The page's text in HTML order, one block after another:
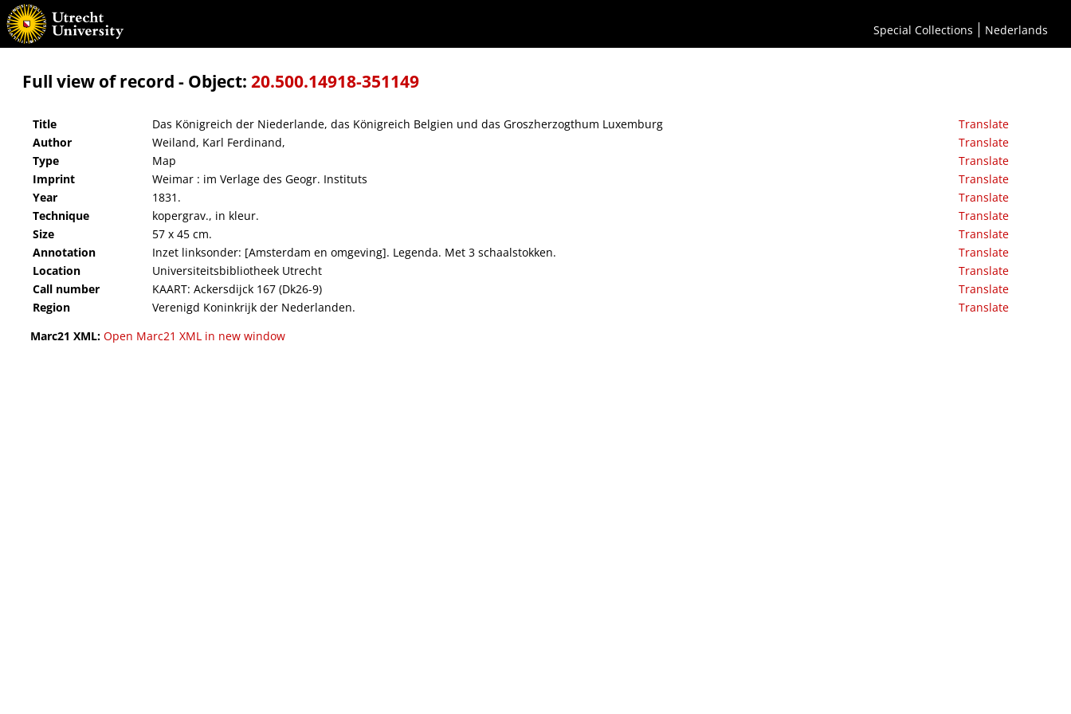
Special Collections Nederlands
Das Königreich der Niederlande, das Königreich Belgien und das Groszherzogthum Luxemburg
Full view of record - Object: 20.500.14918-351149
Title Das Königreich der Niederlande, das Königreich Belgien und das Groszherzogthum Luxemburg
Translate
Author
Weiland, Karl Ferdinand,
Translate
Type
Map
Translate
Imprint
Weimar : im Verlage des Geogr. Instituts
Translate
Year
1831.
Translate
Technique
kopergrav., in kleur.
Translate
Size
57 x 45 cm.
Translate
Annotation
Inzet linksonder: [Amsterdam en omgeving]. Legenda. Met 3 schaalstokken.
Translate
Location
Universiteitsbibliotheek Utrecht
Translate
Call number
KAART: Ackersdijck 167 (Dk26-9)
Translate
Region
Verenigd Koninkrijk der Nederlanden.
Translate
Marc21 XML: Open Marc21 XML in new window